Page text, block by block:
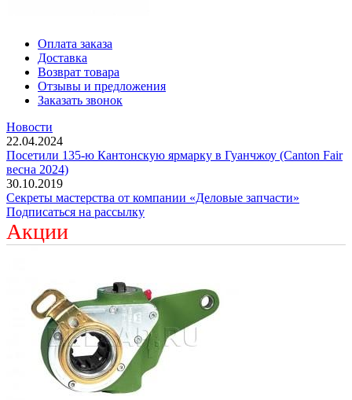
Оплата заказа
Доставка
Возврат товара
Отзывы и предложения
Заказать звонок
Новости
22.04.2024
Посетили 135-ю Кантонскую ярмарку в Гуанчжоу (Canton Fair
весна 2024)
30.10.2019
Секреты мастерства от компании «Деловые запчасти»
Подписаться на рассылку
Акции